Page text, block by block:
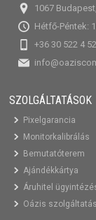
1067
Hétfő-Péntek:
+36 30 522 4
SZOLGÁLTATÁSOK
Pixelgarancia
Monitorkalibrálás
Bemutatóterem
Ajándékkártya
Áruhitel
Oázis